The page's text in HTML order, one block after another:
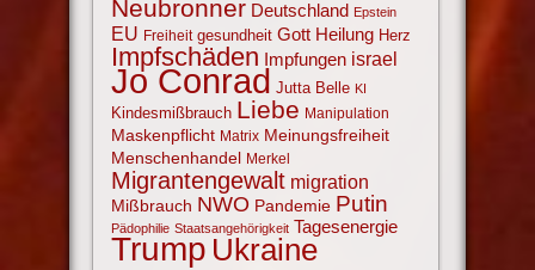
Neubronner Deutschland Epstein
EU Freiheit gesundheit Gott Heilung Herz
Impfschäden Impfungen israel
Jo Conrad Jutta Belle KI
Kindesmißbrauch Liebe Manipulation
Maskenpflicht Matrix Meinungsfreiheit
Menschenhandel Merkel
Migrantengewalt migration
Mißbrauch NWO Pandemie Putin
Pädophilie Staatsangehörigkeit Tagesenergie
Trump Ukraine